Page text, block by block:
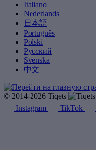
Italiano
Nederlands
日本語
Português
Polski
Русский
Svenska
中文
© 2014-2026 Tiqets
Instagram
TikTok